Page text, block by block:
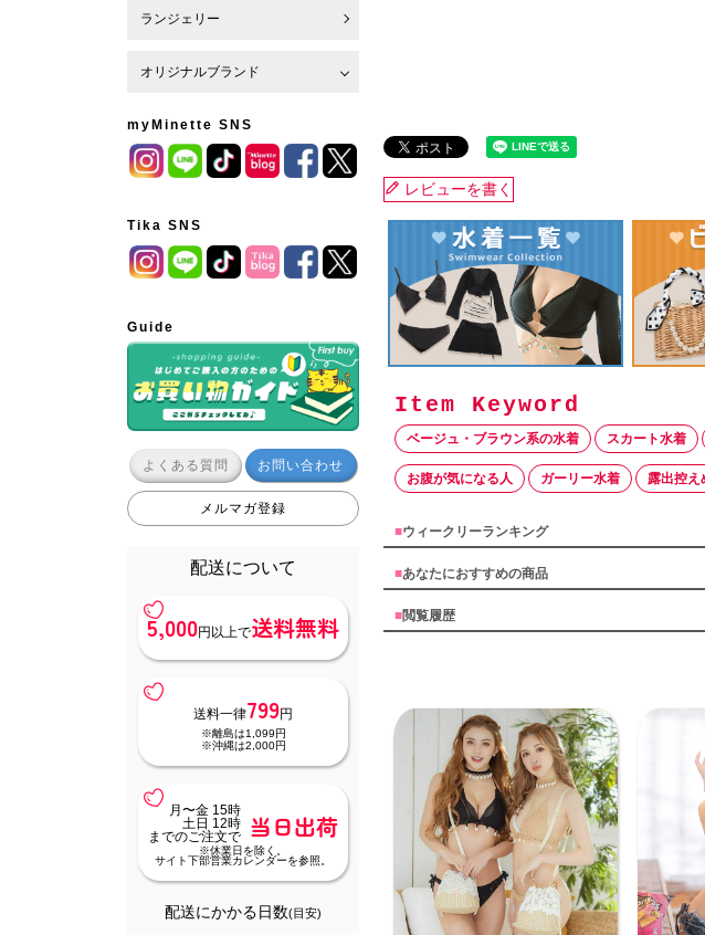
ランジェリー
オリジナルブランド
myMinette SNS
Tika SNS
Guide
よくある質問 お問い合わせ
メルマガ登録
配送について
5,000円以上で送料無料
送料一律799円
※離島は1,099円
※沖縄は2,000円
月〜金 15時
土日 12時
までのご注文で
当日出荷
※休業日を除く。
サイト下部営業カレンダーを参照。
配送にかかる日数(目安)
レビューを書く
ベージュ・ブラウン系の水着 スカート水着
お腹が気になる人 ガーリー水着 露出控え
■ウィークリーランキング
■あなたにおすすめの商品
■閲覧履歴